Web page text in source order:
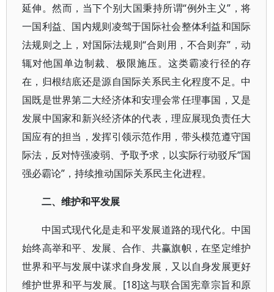
延伸。然而，当下个别大国秉持所谓“例外主义”，将
一国利益、国内规则凌驾于国际社会整体利益和国际
法规则之上，对国际法规则“合则用，不合则弃”，动
辄对他国单边制裁、极限施压。这类霸凌行径的存
在，归根结底还是源自国际关系民主化程度不足。中
国既是世界第二大经济体和安理会常任理事国，又是
发展中国家和新兴经济体的代表，理应展现负责任大
国应有的担当，发挥引领示范作用，带头模范遵守国
际法，反对恃强凌弱、予取予求，以实际行动驳斥“国
强必霸论”，持续推动国际关系民主化进程。
二、维护和平发展
中国式现代化是走和平发展道路的现代化。中国
始终高举和平、发展、合作、共赢旗帜，在坚定维护
世界和平与发展中谋求自身发展，又以自身发展更好
维护世界和平与发展。[18]这与联合国宪章宗旨和原